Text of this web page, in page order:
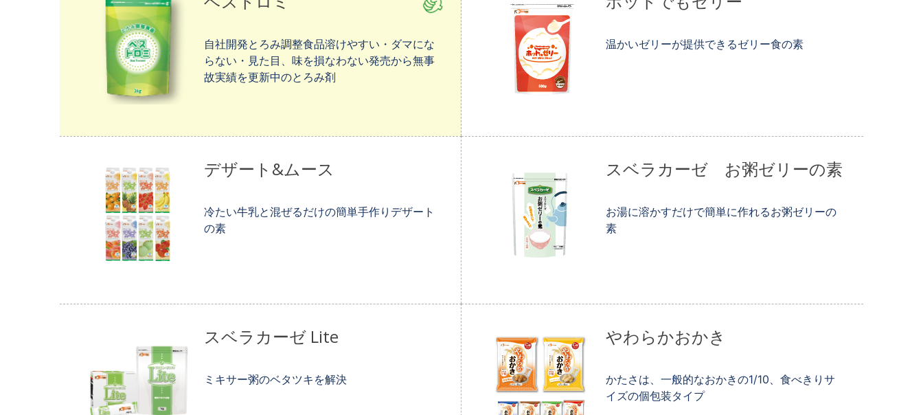
自社開発とろみ調整食品溶けやすい・ダマにな
らない・見た目、味を損なわない発売から無事
故実績を更新中のとろみ剤
温かいゼリーが提供できるゼリー食の素
デザート&ムース
冷たい牛乳と混ぜるだけの簡単手作りデザート
の素
スベラカーゼ お粥ゼリーの素
お湯に溶かすだけで簡単に作れるお粥ゼリーの
素
スベラカーゼ Lite
ミキサー粥のベタツキを解決
やわらかおかき
かたさは、一般的なおかきの1/10、食べきりサ
イズの個包装タイプ